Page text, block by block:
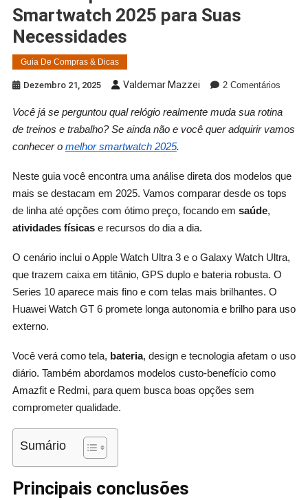
Smartwatch 2025 para Suas
Necessidades
Guia De Compras & Dicas
Dezembro 21, 2025 Valdemar Mazzei 2 ComentáriosEm
Melhor
Para
Suas
Você já se perguntou qual relógio realmente muda sua rotina
de treinos e trabalho? Se ainda não e você quer adquirir vamos
conhecer o melhor smartwatch 2025.
Neste guia você encontra uma análise direta dos modelos que
mais se destacam em 2025. Vamos comparar desde os tops
de linha até opções com ótimo preço, focando em saúde,
atividades físicase recursos do dia a dia.
O cenário inclui o Apple Watch Ultra 3 e o Galaxy Watch Ultra,
que trazem caixa em titânio, GPS duplo e bateria robusta. O
Series 10 aparece mais fino e com telas mais brilhantes. O
Huawei Watch GT 6 promete longa autonomia e brilho para uso
externo.
Você verá como tela, bateria, design e tecnologia afetam o uso
diário. Também abordamos modelos custo‑benefício como
Amazfit e Redmi, para quem busca boas opções sem
comprometer qualidade.
Sumário
Principais conclusões